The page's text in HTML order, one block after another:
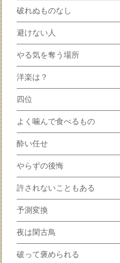
破れぬものなし
避けない人
やる気を奪う場所
洋楽は？
四位
よく噛んで食べるもの
酔い任せ
やらずの後悔
許されないこともある
予測変換
夜は閑古鳥
破って褒められる